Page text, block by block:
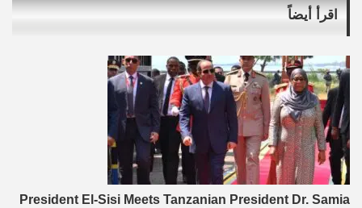
اقرأ أيضاً
President El-Sisi Meets Tanzanian President Dr. Samia